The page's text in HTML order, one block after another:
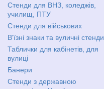
Стенди для ВНЗ, коледжів,
училищ, ПТУ
Стенди для військових
В'їзні знаки та вуличні стенди
Таблички для кабінетів, для
вулиці
Банери
Стенди з державною